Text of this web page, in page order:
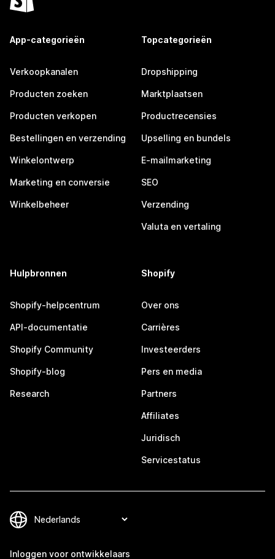
App-categorieën
Verkoopkanalen
Producten zoeken
Producten verkopen
Bestellingen en verzending
Winkelontwerp
Marketing en conversie
Winkelbeheer
Topcategorieën
Dropshipping
Marktplaatsen
Productrecensies
Upselling en bundels
E-mailmarketing
SEO
Verzending
Valuta en vertaling
Hulpbronnen
Shopify-helpcentrum
API-documentatie
Shopify Community
Shopify-blog
Research
Shopify
Over ons
Carrières
Investeerders
Pers en media
Partners
Affiliates
Juridisch
Servicestatus
Inloggen voor ontwikkelaars